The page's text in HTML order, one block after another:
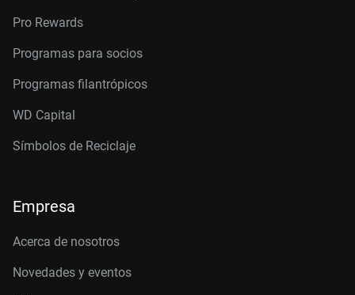
Pro Rewards
Programas para socios
Programas filantrópicos
WD Capital
Símbolos de Reciclaje
Empresa
Acerca de nosotros
Novedades y eventos